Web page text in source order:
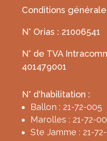
Conditions
N° Orias : 21006541
N° de TVA
401479001
N° d'habilitation :
Ballon : 21-72-005
Marolles : 21-72-
Ste Jamme : 21-